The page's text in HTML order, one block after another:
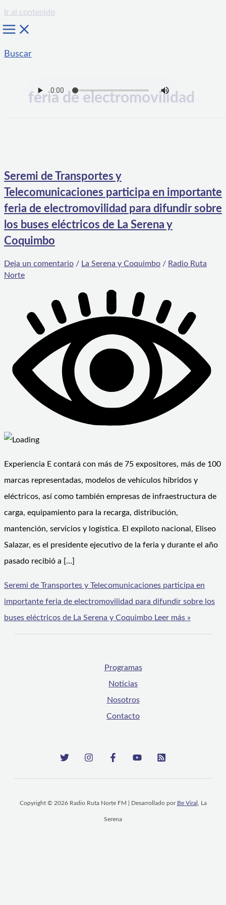
Ir al contenido
Buscar
feria de electromovilidad
Seremi de Transportes y
Telecomunicaciones participa en importante
feria de electromovilidad para difundir sobre
los buses eléctricos de La Serena y
Coquimbo
Deja un comentario / La Serena y Coquimbo / Radio Ruta
Norte
Experiencia E contará con más de 75 expositores, más de 100
marcas representadas, modelos de vehículos híbridos y
eléctricos, así como también empresas de infraestructura de
carga, equipamiento para la recarga, distribución,
mantención, servicios y logística. El expiloto nacional, Eliseo
Salazar, es el presidente ejecutivo de la feria y durante el año
pasado recibió a […]
Seremi de Transportes y Telecomunicaciones participa en
importante feria de electromovilidad para difundir sobre los
buses eléctricos de La Serena y Coquimbo Leer más »
Programas
Noticias
Nosotros
Contacto
Copyright © 2026 Radio Ruta Norte FM | Desarrollado por Be Viral , La
Serena